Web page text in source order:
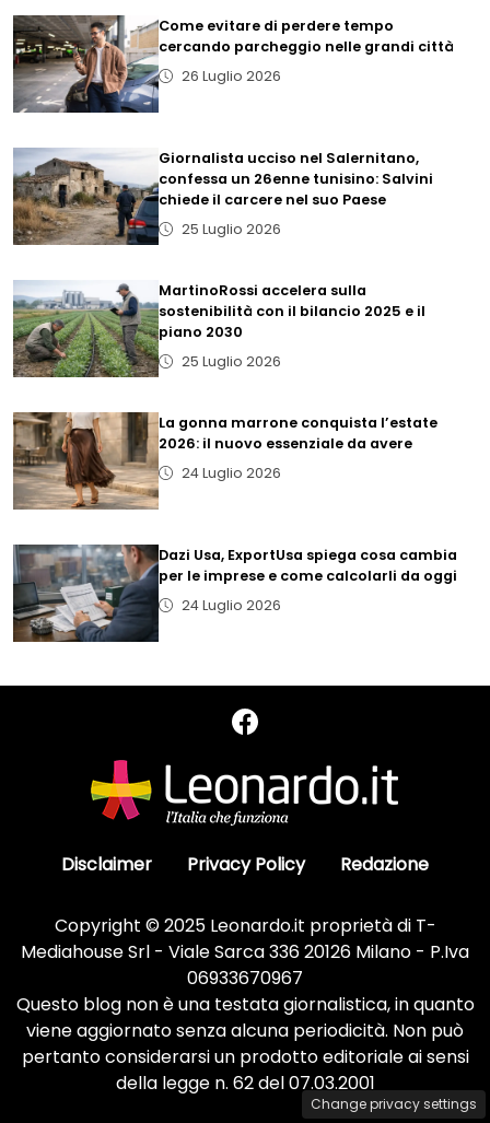
Come evitare di perdere tempo
cercando parcheggio nelle grandi città
26 Luglio 2026
Giornalista ucciso nel Salernitano,
confessa un 26enne tunisino: Salvini
chiede il carcere nel suo Paese
25 Luglio 2026
MartinoRossi accelera sulla
sostenibilità con il bilancio 2025 e il
piano 2030
25 Luglio 2026
La gonna marrone conquista l’estate
2026: il nuovo essenziale da avere
24 Luglio 2026
Dazi Usa, ExportUsa spiega cosa cambia
per le imprese e come calcolarli da oggi
24 Luglio 2026
Disclaimer Privacy Policy Redazione
Copyright © 2025 Leonardo.it proprietà di T-
Mediahouse Srl - Viale Sarca 336 20126 Milano - P.Iva
06933670967
Questo blog non è una testata giornalistica, in quanto
viene aggiornato senza alcuna periodicità. Non può
pertanto considerarsi un prodotto editoriale ai sensi
della legge n. 62 del 07.03.2001
Change privacy settings